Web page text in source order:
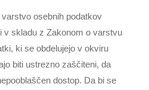
osebnih podatkov
v skladu z Zakonom o varstvu
ki se obdelujejo v okviru
biti ustrezno zaščiteni, da
dostop. Da bi se